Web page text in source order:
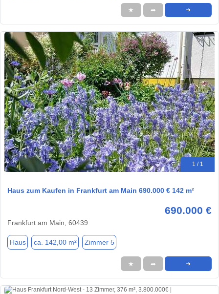
★ ➦ ➜
1 / 1
Haus zum Kaufen in Frankfurt am Main 690.000 € 142 m²
690.000 €
Frankfurt am Main, 60439
Haus ca. 142,00 m² Zimmer 5
★ ➦ ➜